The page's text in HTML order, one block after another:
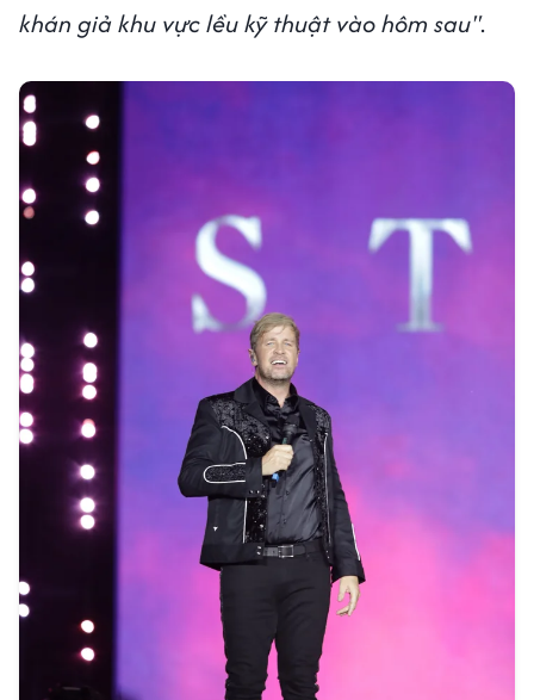
khán giả khu vực lều kỹ thuật vào hôm sau".